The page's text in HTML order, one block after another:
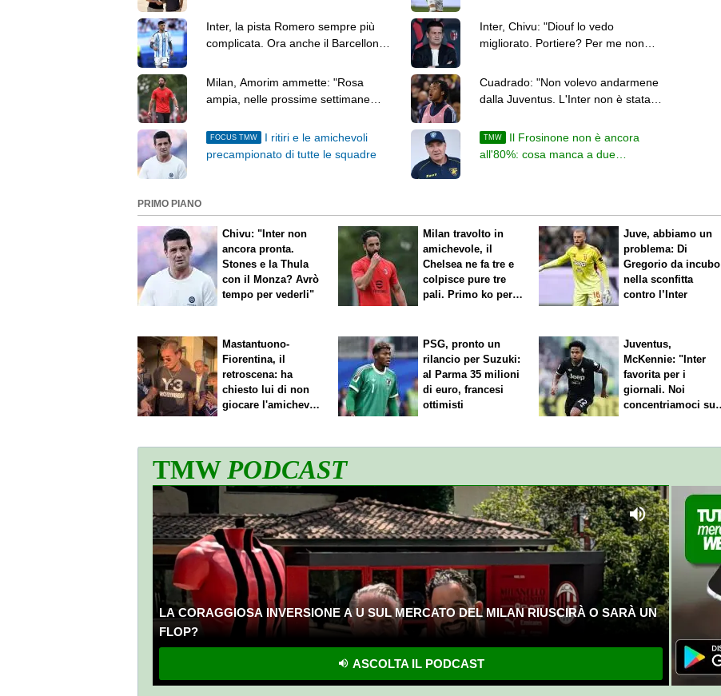
Inter, la pista Romero sempre più
complicata. Ora anche il Barcellona
Inter, Chivu: "Diouf lo vedo
migliorato. Portiere? Per me non
Milan, Amorim ammette: "Rosa
ampia, nelle prossime settimane
Cuadrado: "Non volevo andarmene
dalla Juventus. L'Inter non è stata
FOCUS TMW
I ritiri e le amichevoli
precampionato di tutte le squadre
TMW
Il Frosinone non è ancora
all'80%: cosa manca a due
PRIMO PIANO
Chivu: "Inter non
ancora pronta.
Stones e la Thula
con il Monza? Avrò
tempo per vederli"
Milan travolto in
amichevole, il
Chelsea ne fa tre e
colpisce pure tre
pali. Primo ko per
Juve, abbiamo un
problema: Di
Gregorio da incubo
nella sconfitta
contro l’Inter
Mastantuono-
Fiorentina, il
retroscena: ha
chiesto lui di non
giocare l'amichevole
PSG, pronto un
rilancio per Suzuki:
al Parma 35 milioni
di euro, francesi
ottimisti
Juventus,
McKennie: "Inter
favorita per i
giornali. Noi
concentriamoci sul
TMWPODCAST
LA CORAGGIOSA INVERSIONE A U SUL MERCATO DEL MILAN RIUSCIRÀ O SARÀ UN
FLOP?
ASCOLTA IL PODCAST